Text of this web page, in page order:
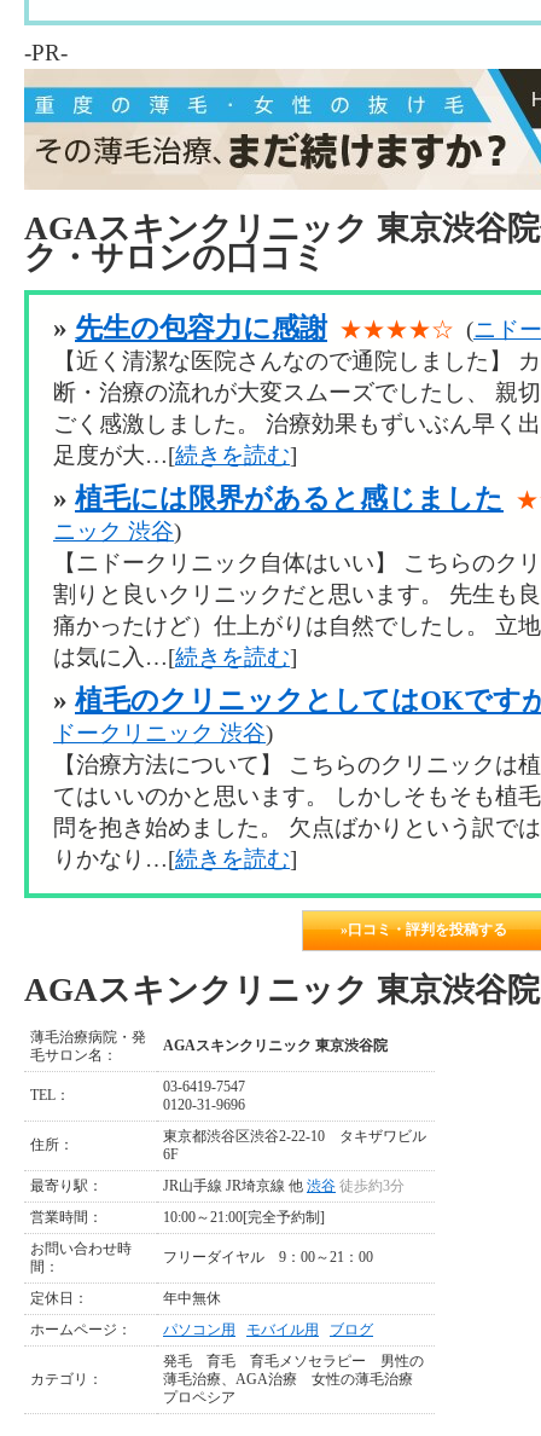
-PR-
AGAスキンクリニック 東京渋谷
ク・サロンの口コミ
» 先生の包容力に感謝 ★★★★☆ (ニド
【近く清潔な医院さんなので通院しました】
断・治療の流れが大変スムーズでしたし、 親
ごく感激しました。 治療効果もずいぶん早く
足度が大…[続きを読む]
» 植毛には限界があると感じました
ニック 渋谷)
【ニドークリニック自体はいい】 こちらのク
割りと良いクリニックだと思います。 先生も
痛かったけど）仕上がりは自然でしたし。 立
は気に入…[続きを読む]
» 植毛のクリニックとしてはOKです
ドークリニック 渋谷)
【治療方法について】 こちらのクリニックは
てはいいのかと思います。 しかしそもそも植
問を抱き始めました。 欠点ばかりという訳で
りかなり…[続きを読む]
»口コミ・評判を投稿する
AGAスキンクリニック 東京渋谷
薄毛治療病院・発
毛サロン名：
AGAスキンクリニック 東京渋谷院
TEL：
03-6419-7547
0120-31-9696
住所：
東京都渋谷区渋谷2-22-10 タキザワビル
6F
最寄り駅：
JR山手線 JR埼京線 他 渋谷 徒歩約3分
営業時間：
10:00～21:00[完全予約制]
お問い合わせ時
間：
フリーダイヤル 9：00～21：00
定休日：
年中無休
ホームページ：
パソコン用 モバイル用 ブログ
カテゴリ：
発毛 育毛 育毛メソセラピー
男性の
薄毛治療、AGA治療
女性の薄毛治療
プロペシア